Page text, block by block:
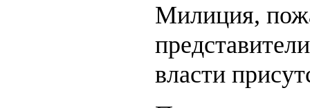
Милиция,
власти